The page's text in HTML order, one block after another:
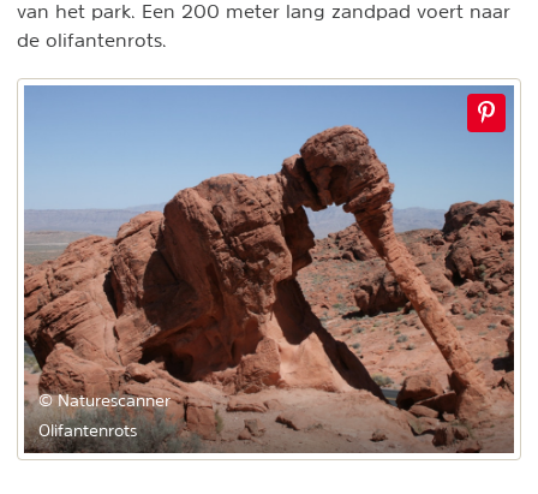
van het park. Een 200 meter lang zandpad voert naar
de olifantenrots.
© Naturescanner
Olifantenrots